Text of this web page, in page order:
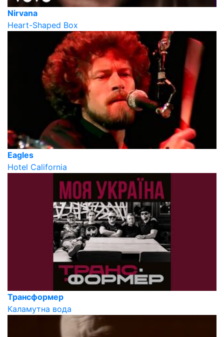
Nirvana
Heart-Shaped Box
Eagles
Hotel California
Трансформер
Каламутна вода